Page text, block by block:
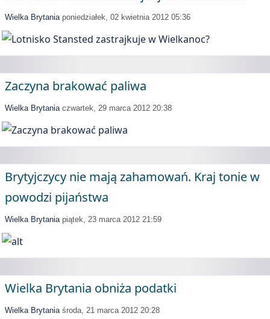
Wielka Brytania poniedziałek, 02 kwietnia 2012 05:36
Zaczyna brakować paliwa
Wielka Brytania czwartek, 29 marca 2012 20:38
Brytyjczycy nie mają zahamowań. Kraj tonie w
powodzi pijaństwa
Wielka Brytania piątek, 23 marca 2012 21:59
Wielka Brytania obniża podatki
Wielka Brytania środa, 21 marca 2012 20:28